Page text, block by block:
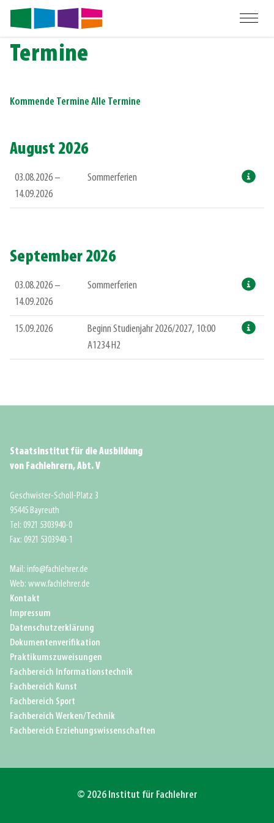
Termine
Kommende Termine Alle Termine
August 2026
03.08.2026 –
14.09.2026
Sommerferien
September 2026
03.08.2026 –
14.09.2026
Sommerferien
15.09.2026
Beginn Studienjahr 2026/2027, 10:00
A1234 H2
Staatsinstitut für die Ausbildung
von Fachlehrern, Abt. V
Geschwister-Scholl-Platz 3
95445 Bayreuth
Tel: 0921 5303940-0
Fax: 0921 5303940-1
Mail: info@fachlehrer.de
Web: www.fachlehrer.de
Kontakt
Impressum
Datenschutzerklärung
Dokumentenverifikation
Praktikumszuweisungen
Fachbereich Informationstechnik
Fachbereich Kunst
Fachbereich Sport
Fachbereich Werken/Technik
Fachbereich Erziehungswissenschaften
© 2026 Institut für Fachlehrer